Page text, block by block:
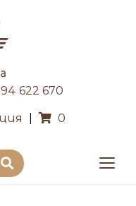
622 670
0